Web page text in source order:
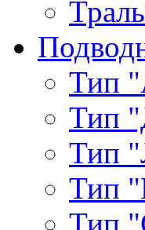
Тип
Тип
Тип
Тип
Тип